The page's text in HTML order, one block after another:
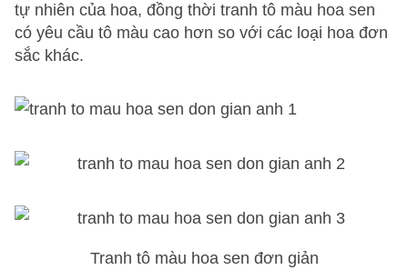
tự nhiên của hoa, đồng thời tranh tô màu hoa sen
có yêu cầu tô màu cao hơn so với các loại hoa đơn
sắc khác.
Tranh tô màu hoa sen đơn giản